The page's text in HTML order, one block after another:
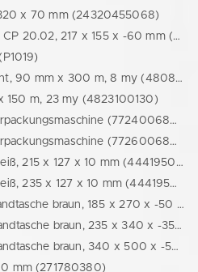
x 70 mm (24320455068)
Buchverpackung Colompac® CP 20.02, 217 x 155 x -60 mm (8500002002)
Bündelstretchfolie vorgedehnt, 90 mm x 300 m, 8 my (48082090300)
150 m, 23 my (4823100130)
Buzz n' Pack 400er, Fixierverpackungsmaschine (77240068001)
Buzz n' Pack 600er, Fixierverpackungsmaschine (77260068001)
CD-Kuvert aus Wellpappe, weiß, 215 x 127 x 10 mm (44419502151)
CD-Kuvert aus Wellpappe, weiß, 235 x 127 x 10 mm (44419502351)
ColomPac® CP 010.02 Versandtasche braun, 185 x 270 x -50 mm (8500001002)
ColomPac® CP 010.04 Versandtasche braun, 235 x 340 x -35 mm (8500001004)
ColomPac® CP 010.08 Versandtasche braun, 340 x 500 x -50 mm (8500001008)
mm (271780380)